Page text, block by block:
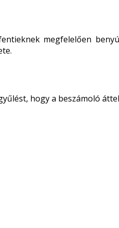
megfelelően
hogy a beszámoló